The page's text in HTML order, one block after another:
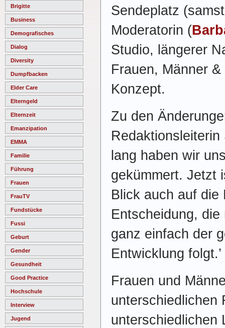
Brigitte
Business
Demografisches
Dialog
Diversity
Dumpfbacken
Elder Care
Elterngeld
Elternzeit
Emanzipation
EMMA
Familie
Führung
Frauen
FrauTV
Fundstücke
Fussi
Geburt
Gender
Gesundheit
Good Practice
Hochschule
Interview
Jugend
Sendeplatz
Moderatorin (
Studio, längerer
Frauen, Männer
Konzept.
Zu den
Redaktionsleiterin
lang haben wir
gekümmert. Jetzt
Blick auch auf die
Entscheidung,
ganz einfach der
Entwicklung folgt.’
Frauen und
unterschiedlichen
unterschiedlichen